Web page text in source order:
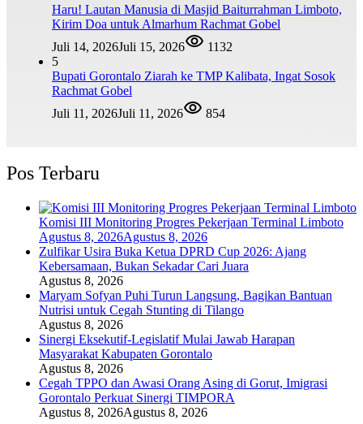
Haru! Lautan Manusia di Masjid Baiturrahman Limboto,
Kirim Doa untuk Almarhum Rachmat Gobel
Juli 14, 2026Juli 15, 2026
1132
5
Bupati Gorontalo Ziarah ke TMP Kalibata, Ingat Sosok
Rachmat Gobel
Juli 11, 2026Juli 11, 2026 854
Pos Terbaru
Komisi III Monitoring Progres Pekerjaan Terminal Limboto
Agustus 8, 2026Agustus 8, 2026
Zulfikar Usira Buka Ketua DPRD Cup 2026: Ajang
Kebersamaan, Bukan Sekadar Cari Juara
Agustus 8, 2026
Maryam Sofyan Puhi Turun Langsung, Bagikan Bantuan
Nutrisi untuk Cegah Stunting di Tilango
Agustus 8, 2026
Sinergi Eksekutif-Legislatif Mulai Jawab Harapan
Masyarakat Kabupaten Gorontalo
Agustus 8, 2026
Cegah TPPO dan Awasi Orang Asing di Gorut, Imigrasi
Gorontalo Perkuat Sinergi TIMPORA
Agustus 8, 2026Agustus 8, 2026